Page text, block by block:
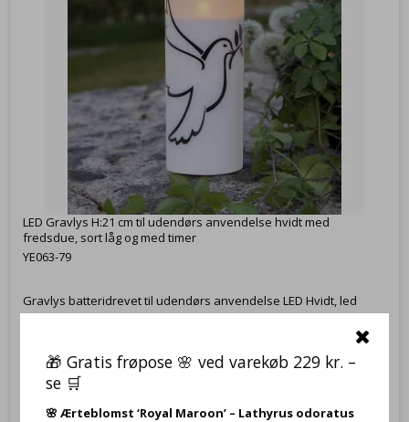
LED Gravlys H:21 cm til udendørs anvendelse hvidt med
fredsdue, sort låg og med timer
YE063-79
Gravlys batteridrevet til udendørs anvendelse LED Hvidt, led
Gravlys, mindelys, lys til gravstedet, gravlys med batteri, lys til
89,95 DKK
🎁 Gratis frøpose 🌸 ved varekøb 229 kr. –
se 🛒
🌸 Ærteblomst ‘Royal Maroon’ – Lathyrus odoratus